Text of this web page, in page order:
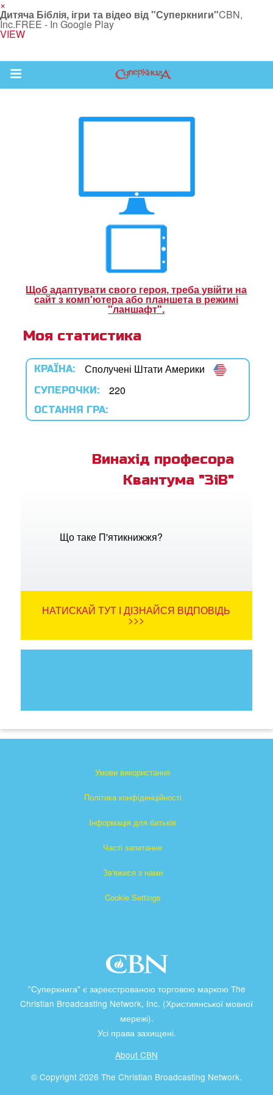
×
Дитяча Біблія, ігри та відео від "Суперкниги"CBN,
Inc.FREE - In Google Play
VIEW
Return to Content
"Суперкнига"
Щоб адаптувати свого героя, треба увійти на
сайт з комп'ютера або планшета в режимі
"ланшафт".
Моя статистика
КРАЇНА: Сполучені Штати Америки
СУПЕРОЧКИ: 220
ОСТАННЯ ГРА:
Винахід професора
Квантума "ЗіВ"
Що таке П'ятикнижжя?
НАТИСКАЙ ТУТ І ДІЗНАЙСЯ ВІДПОВІДЬ
>>>
Умови використання
Політика конфіденційності
Інформація для батьків
Часті запитання
Зв'яжися з нами
Cookie Settings
"Суперкнига" є зареєстрованою торговою маркою The
Christian Broadcasting Network, Inc. (Християнської мовної
мережі).
Усі права захищені.
About CBN
© Copyright 2026 The Christian Broadcasting Network.